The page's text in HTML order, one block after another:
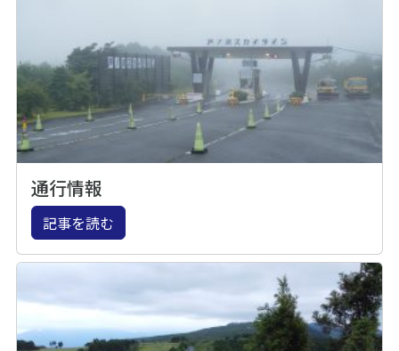
通行情報
記事を読む